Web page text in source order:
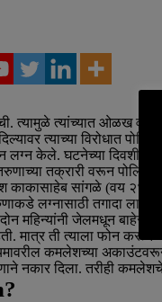
त्यांच्यात ओळख
त्याच्या विरोधात
केले. घटनेच्या दिवशी
तक्रारी वरून
काकासाहेब सांगळे (वय २४
लग्नासाठी तगादा
महिन्यांनी जेलमधून
मात्र ती त्याला फोन करून
कमलेशच्या
नकार दिला. तरीही